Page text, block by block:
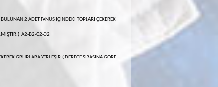
2 ADET FANUS İÇİNDEKİ TOPLARI ÇEKEREK
A2-B2-C2-D2
GRUPLARA YERLEŞİR.( DERECE SIRASINA GÖRE